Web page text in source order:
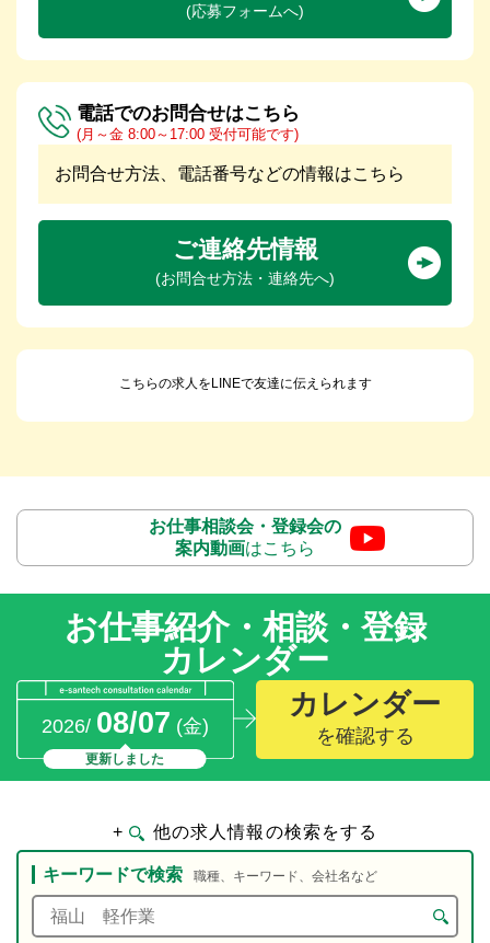
(応募フォームへ)
電話でのお問合せはこちら
(月～金 8:00～17:00 受付可能です)
お問合せ方法、電話番号などの情報はこちら
ご連絡先情報
(お問合せ方法・連絡先へ)
こちらの求人をLINEで友達に伝えられます
お仕事相談会・登録会の
案内動画はこちら
お仕事紹介・相談・登録
カレンダー
2026/ 08/07 (金)
更新しました
カレンダー
を確認する
+ 他の求人情報の検索をする
キーワードで検索 職種、キーワード、会社名など